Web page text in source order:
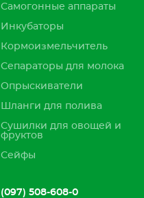
Самогонные аппараты
Инкубаторы
Кормоизмельчитель
Сепараторы для молока
Опрыскиватели
Шланги для полива
Сушилки для овощей и
фруктов
Сейфы
(097) 508-608-0